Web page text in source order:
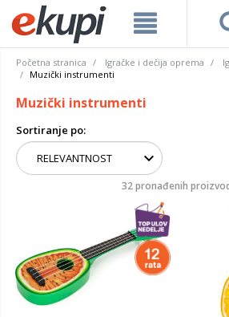
Početna stranica Igračke i dečija oprema
Muzički instrumenti
Muzički instrumenti
Sortiranje po:
32 pronađenih